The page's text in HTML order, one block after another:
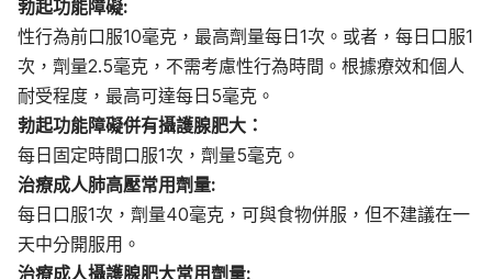
勃起功能障礙:
性行為前口服10毫克，最高劑量每日1次。或者，每日口服1
次，劑量2.5毫克，不需考慮性行為時間。根據療效和個人
耐受程度，最高可達每日5毫克。
勃起功能障礙併有攝護腺肥大：
每日固定時間口服1次，劑量5毫克。
治療成人肺高壓常用劑量:
每日口服1次，劑量40毫克，可與食物併服，但不建議在一
天中分開服用。
治療成人攝護腺肥大常用劑量: